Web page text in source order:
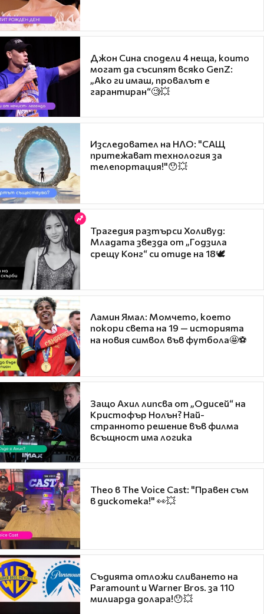
Джон Сина сподели 4 неща, които
могат да съсипят всяко GenZ:
„Ако ги имаш, провалът е
гарантиран“🧐💥
Изследовател на НЛО: "САЩ
притежават технология за
телепортация!"😯💥
Трагедия разтърси Холивуд:
Младата звезда от „Годзила
срещу Конг“ си отиде на 18🕊️
Ламин Ямал: Момчето, което
покори света на 19 — историята
на новия символ във футбола🤩⚽
Защо Ахил липсва от „Одисей“ на
Кристофър Нолън? Най-
странното решение във филма
всъщност има логика
Theo в The Voice Cast: "Правен съм
в дискотека!" 👀💥
Съдията отложи сливането на
Paramount и Warner Bros. за 110
милиарда долара!😯💥